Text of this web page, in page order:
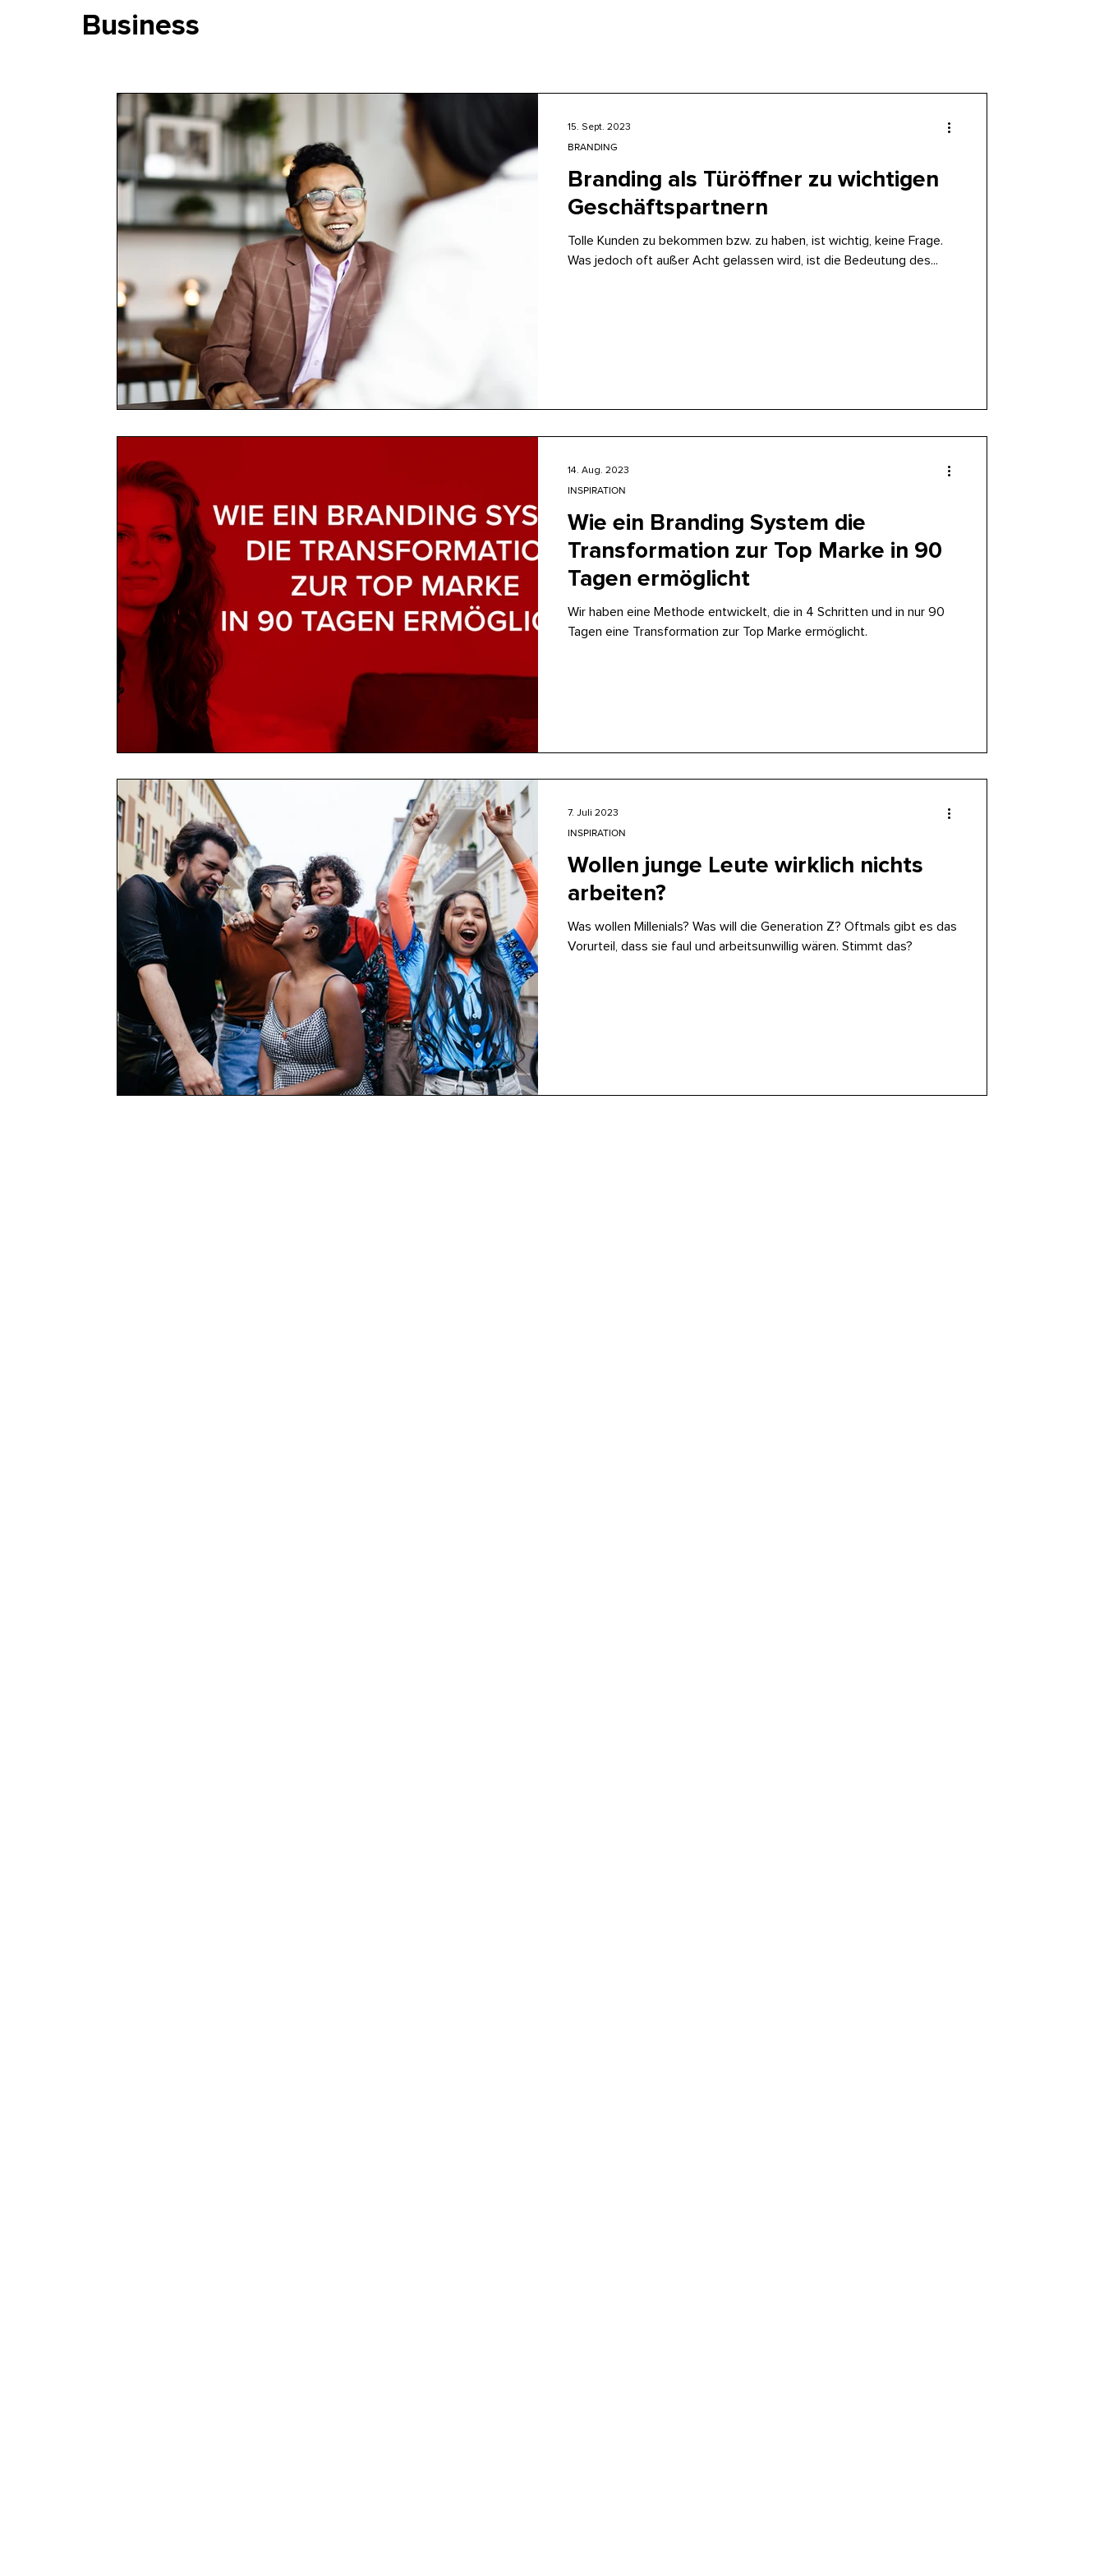
Business
Branding als Türöffner zu wichtigen
Geschäftspartnern
Tolle Kunden zu bekommen bzw. zu haben, ist wichtig, keine Frage.
Was jedoch oft außer Acht gelassen wird, ist die Bedeutung des...
BRANDING
15. Sept. 2023
Wie ein Branding System die
Transformation zur Top Marke in 90
Tagen ermöglicht
Wir haben eine Methode entwickelt, die in 4 Schritten und in nur 90
Tagen eine Transformation zur Top Marke ermöglicht.
INSPIRATION
14. Aug. 2023
Wollen junge Leute wirklich nichts
arbeiten?
Was wollen Millenials? Was will die Generation Z? Oftmals gibt es das
Vorurteil, dass sie faul und arbeitsunwillig wären. Stimmt das?
INSPIRATION
7. Juli 2023